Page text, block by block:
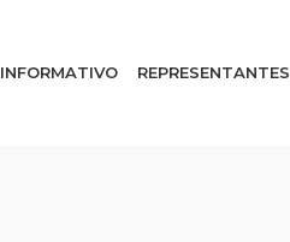
INFORMATIVO REPRESENTANTES